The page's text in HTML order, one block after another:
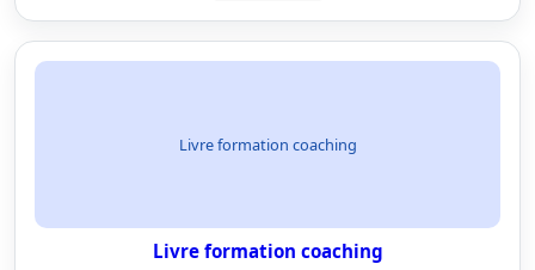
Livre formation coaching
Livre formation coaching